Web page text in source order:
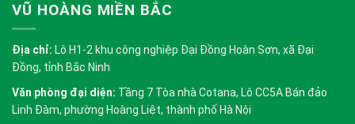
VŨ HOÀNG MIỀN BẮC
Địa chỉ: Lô H1-2 khu công nghiệp Đại Đồng Hoàn Sơn, xã Đại
Đồng, tỉnh Bắc Ninh
Văn phòng đại diện: Tầng 7 Tòa nhà Cotana, Lô CC5A Bán đảo
Linh Đàm, phường Hoàng Liệt, thành phố Hà Nội